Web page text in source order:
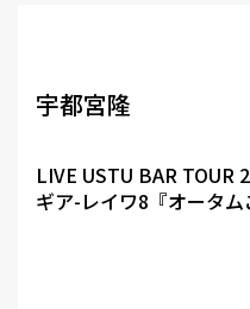
宇都宮隆
LIVE USTU BAR TOUR
ギア-レイワ8『オータム